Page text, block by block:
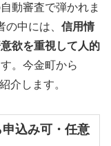
動審査で弾かれま
中には、 信用情
欲を重視して人的
。今金町から
介します。
込み可・任意